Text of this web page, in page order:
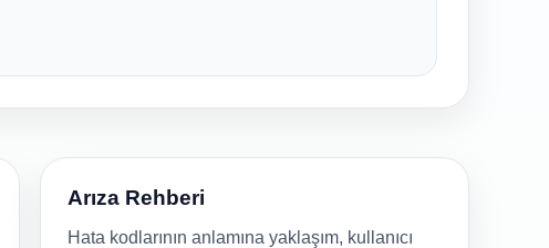
Arıza Rehberi
Hata kodlarının anlamına yaklaşım, kullanıcı